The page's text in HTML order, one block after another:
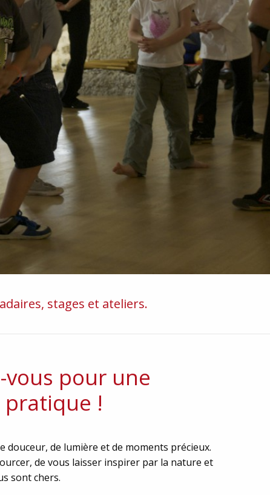
stages et ateliers.
pour une
pratique !
douceur, de lumière et de moments précieux.
de vous laisser inspirer par la nature et
sont chers.